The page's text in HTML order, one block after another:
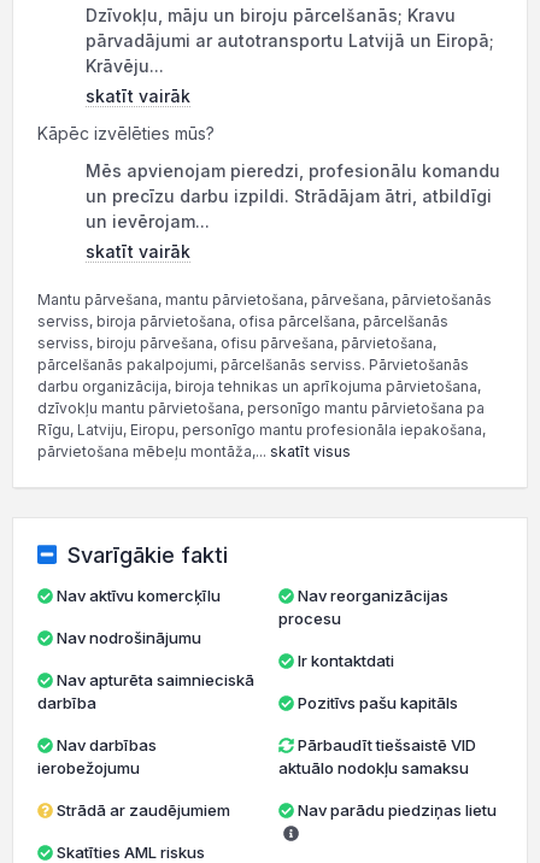
Dzīvokļu, māju un biroju pārcelšanās; Kravu
pārvadājumi ar autotransportu Latvijā un Eiropā;
Krāvēju...
skatīt vairāk
Kāpēc izvēlēties mūs?
Mēs apvienojam pieredzi, profesionālu komandu
un precīzu darbu izpildi. Strādājam ātri, atbildīgi
un ievērojam...
skatīt vairāk
Mantu pārvešana, mantu pārvietošana, pārvešana, pārvietošanās
serviss, biroja pārvietošana, ofisa pārcelšana, pārcelšanās
serviss, biroju pārvešana, ofisu pārvešana, pārvietošana,
pārcelšanās pakalpojumi, pārcelšanās serviss. Pārvietošanās
darbu organizācija, biroja tehnikas un aprīkojuma pārvietošana,
dzīvokļu mantu pārvietošana, personīgo mantu pārvietošana pa
Rīgu, Latviju, Eiropu, personīgo mantu profesionāla iepakošana,
pārvietošana mēbeļu montāža,... skatīt visus
Svarīgākie fakti
Nav aktīvu komercķīlu
Nav nodrošinājumu
darbība
ierobežojumu
Strādā ar zaudējumiem
Skatīties AML riskus
Nav reorganizācijas
procesu
Ir kontaktdati
Pozitīvs pašu kapitāls
Pārbaudīt tiešsaistē VID
aktuālo nodokļu samaksu
Nav parādu piedziņas lietu